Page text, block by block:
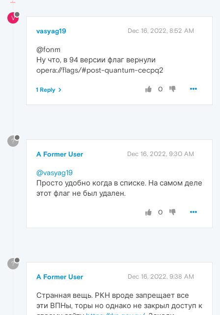
V
vasyag19 Dec 16, 2022, 8:52 AM
@fonm
Ну что, в 94 версии флаг вернули
opera://flags/#post-quantum-cecpq2
0
1 Reply
?
A Former User Dec 16, 2022, 9:30 AM
@vasyag19
Просто удобно когда в списке. На самом деле
этот флаг не был удален.
0
?
A Former User Dec 16, 2022, 9:38 AM
Странная вещь. РКН вроде запрещает все
эти ВПНы, торы но однако не закрыл доступ к